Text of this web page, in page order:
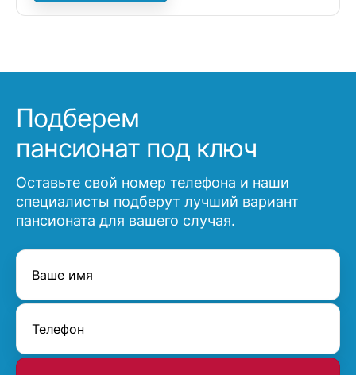
Подберем
пансионат под ключ
Оставьте свой номер телефона и наши
специалисты подберут лучший вариант
пансионата для вашего случая.